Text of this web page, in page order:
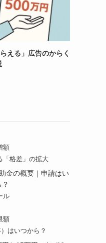
える」広告のからく
額
「格差」の拡大
金の概要｜申請はい
ル
額
はいつから？